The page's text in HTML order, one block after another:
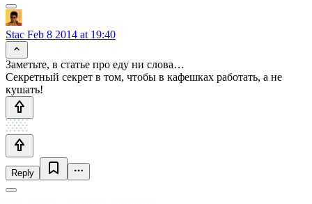
Stac Feb 8 2014 at 19:40
Заметьте, в статье про еду ни слова…
Секретный секрет в том, чтобы в кафешках работать, а не
кушать!
Reply